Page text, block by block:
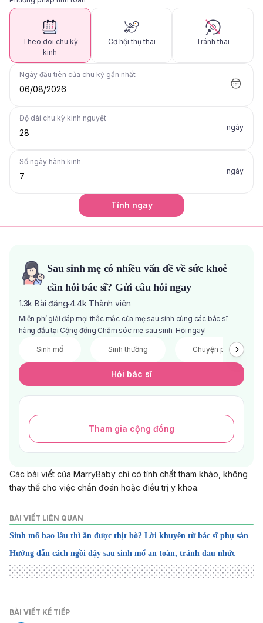
Theo dõi chu kỳ
kinh
Cơ hội thụ thai Tránh thai
Ngày đầu tiên của chu kỳ gần nhất
06/08/2026
Độ dài chu kỳ kinh nguyệt
ngày
Số ngày hành kinh
ngày
Tính ngay
Sau sinh mẹ có nhiều vấn đề về sức khoẻ
cần hỏi bác sĩ? Gửi câu hỏi ngay
1.3k Bài đăng·4.4k Thành viên
Miễn phí giải đáp mọi thắc mắc của mẹ sau sinh cùng các bác sĩ
hàng đầu tại Cộng đồng Chăm sóc mẹ sau sinh. Hỏi ngay!
Sinh mổ Sinh thường Chuyện phòng the
Hỏi bác sĩ
Tham gia cộng đồng
Các bài viết của MarryBaby chỉ có tính chất tham khảo, không
thay thế cho việc chẩn đoán hoặc điều trị y khoa.
BÀI VIẾT LIÊN QUAN
Sinh mổ bao lâu thì ăn được thịt bò? Lời khuyên từ bác sĩ phụ sản
Hướng dẫn cách ngồi dậy sau sinh mổ an toàn, tránh đau nhức
BÀI VIẾT KẾ TIẾP